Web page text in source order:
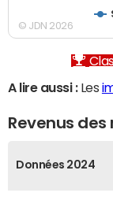
© JDN 2026
A lire aussi :Les
Revenus des
Données 2024